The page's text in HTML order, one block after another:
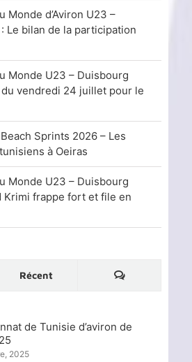
Monde d’Aviron U23 –
Le bilan de la participation
Monde U23 – Duisbourg
vendredi 24 juillet pour le
Sprints 2026 – Les
à Oeiras
Monde U23 – Duisbourg
Krimi frappe fort et file en
Récent
de Tunisie d’aviron de
2025